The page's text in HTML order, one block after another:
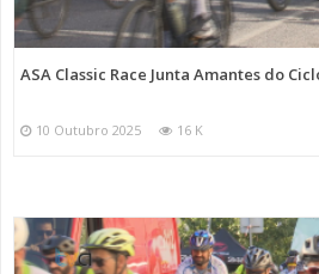
ASA Classic Race Junta Amantes do
10 Outubro 2025 16 K